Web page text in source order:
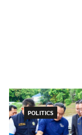
POLITICS